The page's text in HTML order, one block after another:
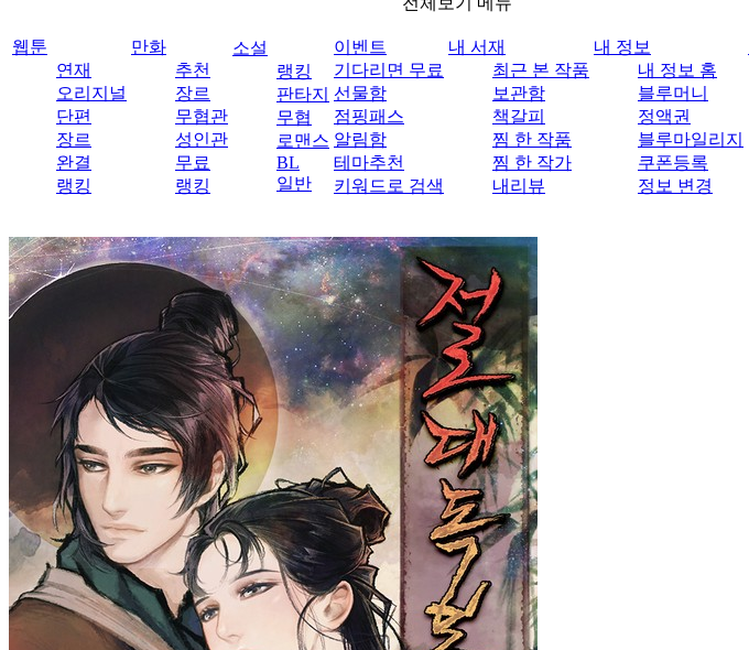
웹툰
연재
오리지널
단편
장르
완결
랭킹
만화
추천
장르
무협관
성인관
무료
랭킹
소설
랭킹
판타지
무협
로맨스
BL
일반
이벤트
기다리면 무료
선물함
점핑패스
알림함
테마추천
키워드로 검색
내 서재
최근 본 작품
보관함
책갈피
찜 한 작품
찜 한 작가
내리뷰
내 정보
내 정보 홈
블루머니
정액권
블루마일리지
쿠폰등록
정보 변경